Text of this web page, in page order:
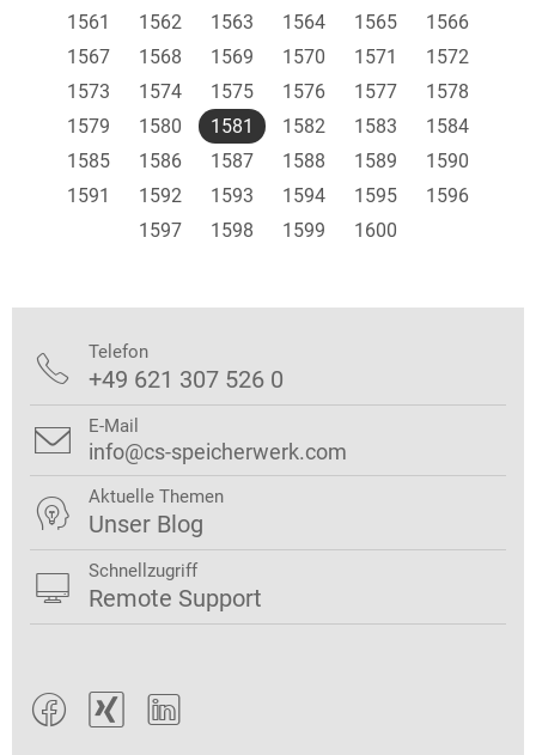
1561
1562 1563 1564 1565
1566
1567
1568 1569 1570 1571
1572
1573
1574 1575 1576 1577
1578
1579
1580 1581 1582 1583
1584
1585
1586 1587 1588 1589
1590
1591
1592 1593 1594 1595
1596
1597
1598 1599 1600
  
 Telefon
+49 621 307 526 0
 E-Mail
info@cs-speicherwerk.com
 Aktuelle Themen
Unser Blog
 Schnellzugriff
Remote Support